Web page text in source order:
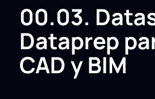
00.03.
Dataprep
CAD y BIM